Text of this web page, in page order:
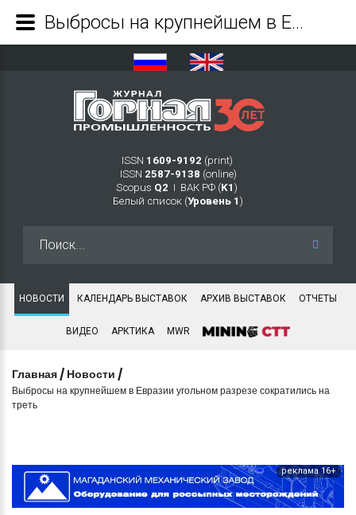
ISSN 1609-9192 (print)
ISSN 2587-9138 (online)
Scopus Q2 Ι ВАК РФ (K1 )
Белый список (Уровень 1 )
НОВОСТИ КАЛЕНДАРЬ ВЫСТАВОК АРХИВ ВЫСТАВОК ОТЧЕТЫ
ВИДЕО АРКТИКА MWR
Главная / Новости /
Выбросы на крупнейшем в Евразии угольном разрезе сократились на
треть
реклама 16+
Выбросы на крупнейшем в Евразии угольном разрезе сократились на треть - Журнал Горная промышленность